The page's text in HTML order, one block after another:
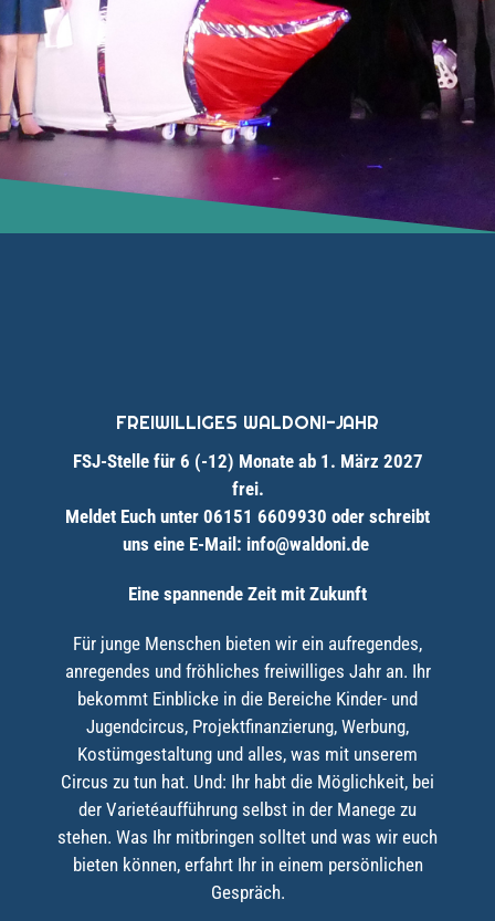
FREIWILLIGES WALDONI-JAHR
FSJ-Stelle für 6 (-12) Monate ab 1. März 2027
frei.
Meldet Euch unter 06151 6609930 oder schreibt
uns eine E-Mail: info@waldoni.de
Eine spannende Zeit mit Zukunft
Für junge Menschen bieten wir ein aufregendes,
anregendes und fröhliches freiwilliges Jahr an. Ihr
bekommt Einblicke in die Bereiche Kinder- und
Jugendcircus, Projektfinanzierung, Werbung,
Kostümgestaltung und alles, was mit unserem
Circus zu tun hat. Und: Ihr habt die Möglichkeit, bei
der Varietéaufführung selbst in der Manege zu
stehen. Was Ihr mitbringen solltet und was wir euch
bieten können, erfahrt Ihr in einem persönlichen
Gespräch.